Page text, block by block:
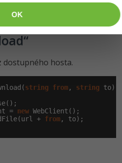
OK
dostupného hosta.
string from, string to)
=
new WebClient();
+
from, to);